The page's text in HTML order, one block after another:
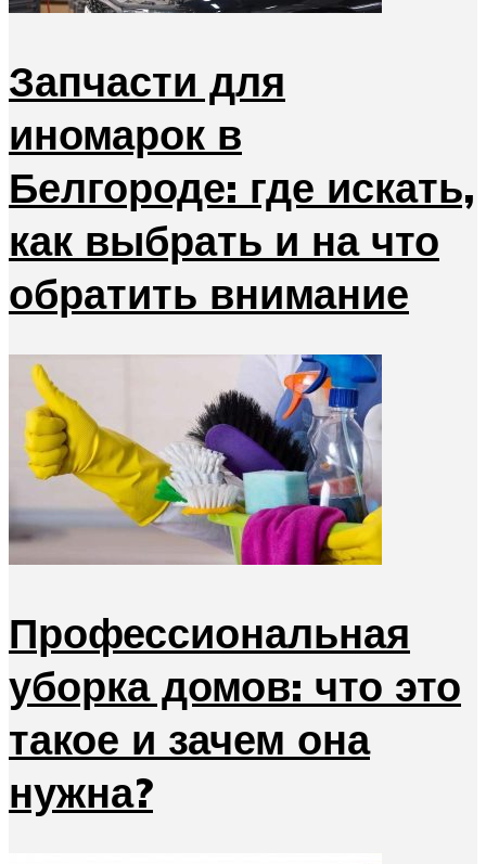
Запчасти для
иномарок в
Белгороде: где искать,
как выбрать и на что
обратить внимание
Профессиональная
уборка домов: что это
такое и зачем она
нужна?